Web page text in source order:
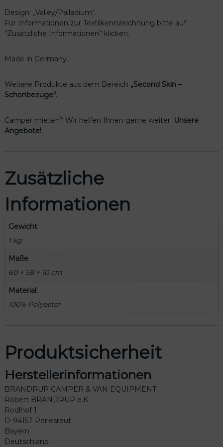
s
g
V
e
/
P
a
d
m
M
Design: „Valley/Palladium“.
Für Informationen zur Textilkennzeichnung bitte auf
“Zusätzliche Informationen” klicken.
Made in Germany.
Weitere Produkte aus dem Bereich „Second Skin –
Schonbezüge“.
Camper mieten? Wir helfen Ihnen gerne weiter. Unsere
Angebote!
Zusätzliche
Informationen
Gewicht
1 kg
Maße
60 × 58 × 10 cm
Material:
100% Polyester
Produktsicherheit
Herstellerinformationen
BRANDRUP CAMPER & VAN EQUIPMENT
Robert BRANDRUP e.K.
Rodlhof 1
D-94157 Perlesreut
Bayern
Deutschland